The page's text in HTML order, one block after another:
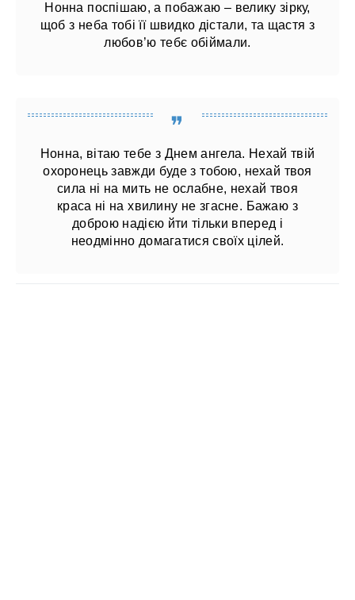
Нонна поспішаю, а побажаю – велику зірку,
щоб з неба тобі її швидко дістали, та щастя з
любов’ю тебє обіймали.
Нонна, вітаю тебе з Днем ангела. Нехай твій
охоронець завжди буде з тобою, нехай твоя
сила ні на мить не ослабне, нехай твоя
краса ні на хвилину не згасне. Бажаю з
доброю надією йти тільки вперед і
неодмінно домагатися своїх цілей.